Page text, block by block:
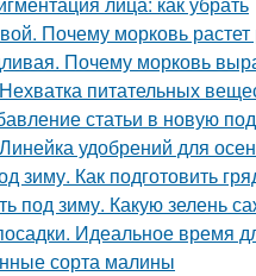
Почему морковь растет
Почему морковь
питательных
статьи в новую
удобрений для
зиму. Как подготовить
под зиму. Какую зелень
Идеальное время
сорта малины